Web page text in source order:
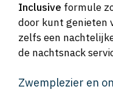
Inclusive formule
door kunt genieten
zelfs een
de nachtsnack
Zwemplezier en